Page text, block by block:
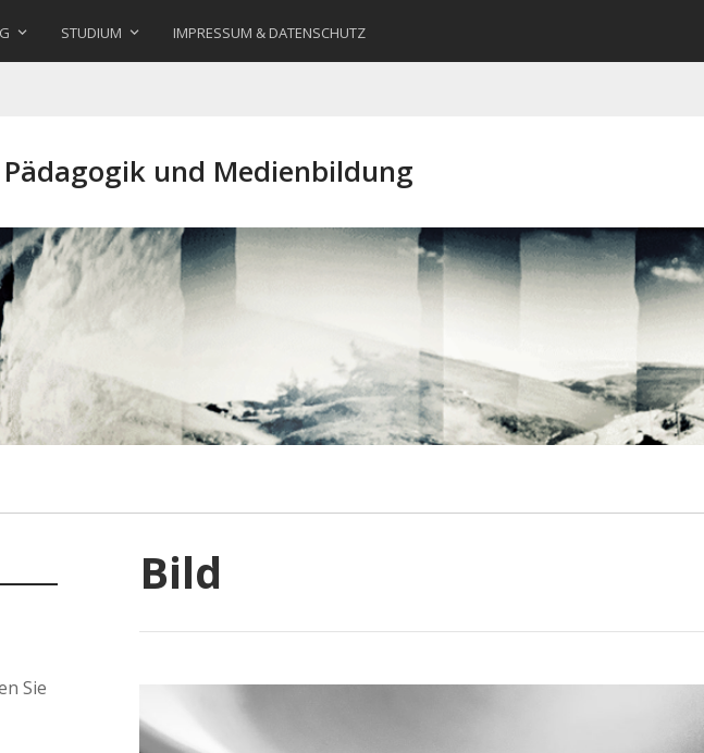
STUDIUM IMPRESSUM & DATENSCHUTZ
und Medienbildung
Bild
Sie